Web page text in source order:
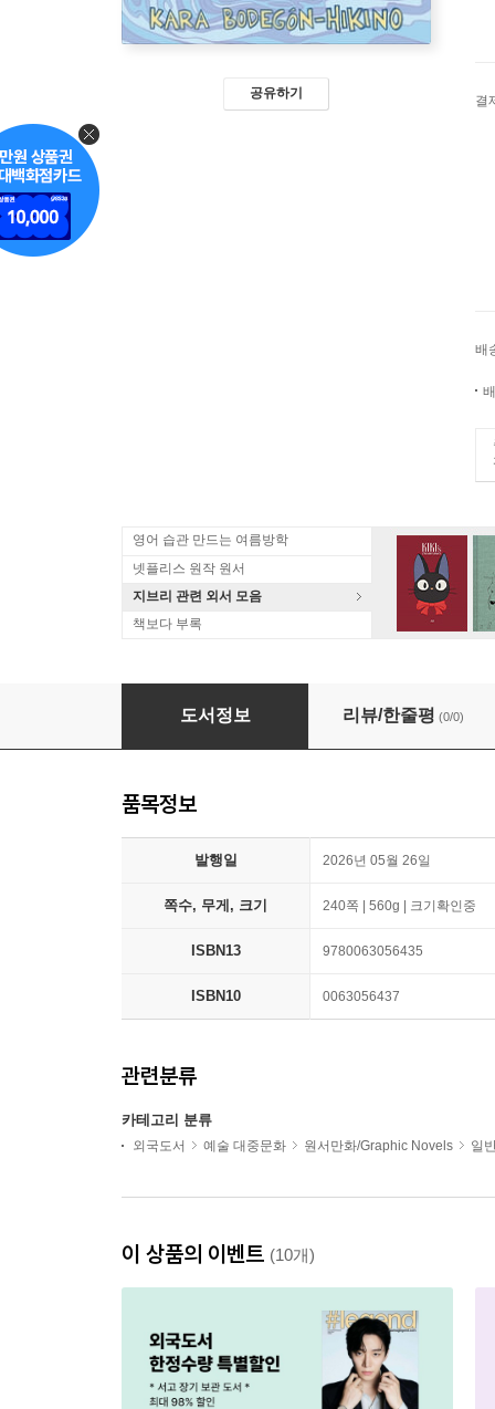
공유하기 결
배
영어 습관 만드는 여름방학
넷플리스 원작 원서
지브리 관련 외서 모음
책보다 부록
Squalo & Mage vs. the Rage of the
도서정보 리뷰/한줄평 (0/0)
품목정보
발행일 2026년 05월 26일
쪽수, 무게, 크기 240쪽 | 560g | 크기확인중
ISBN13 9780063056435
ISBN10 0063056437
관련분류
카테고리 분류
외국도서 예술 대중문화 원서만화/Graphic Novels 일
이 상품의 이벤트 (10개)